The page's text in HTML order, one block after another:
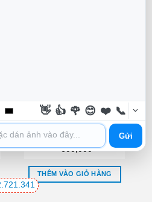
RAM LAPTOP
Cty Bán RAM laptop
Kingston
KCP424SS6/4FR (1x4GB)
DDR4 2400MHz Tphcm
₫600,000
THÊM VÀO GIỎ HÀNG
👋 👍 🌹 😊 ❤️ 📞
Gửi